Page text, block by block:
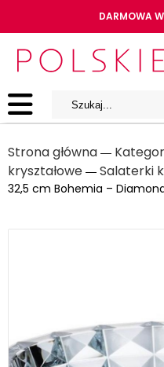
DARMOWA
Strona główna ―
kryształowe ― Salaterki
32,5 cm Bohemia –